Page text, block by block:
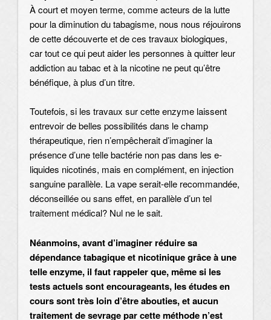
À court et moyen terme, comme acteurs de la lutte
pour la diminution du tabagisme, nous nous réjouirons
de cette découverte et de ces travaux biologiques,
car tout ce qui peut aider les personnes à quitter leur
addiction au tabac et à la nicotine ne peut qu’être
bénéfique, à plus d’un titre.
Toutefois, si les travaux sur cette enzyme laissent
entrevoir de belles possibilités dans le champ
thérapeutique, rien n’empêcherait d’imaginer la
présence d’une telle bactérie non pas dans les e-
liquides nicotinés, mais en complément, en injection
sanguine parallèle. La vape serait-elle recommandée,
déconseillée ou sans effet, en parallèle d’un tel
traitement médical? Nul ne le sait.
Néanmoins, avant d’imaginer réduire sa
dépendance tabagique et nicotinique grâce à une
telle enzyme, il faut rappeler que, même si les
tests actuels sont encourageants, les études en
cours sont très loin d’être abouties, et aucun
traitement de sevrage par cette méthode n’est